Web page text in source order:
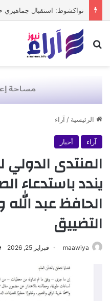
بحث عن
الرئيسية / آراء
آراء أخبار
المنتدى الدولي
يندد باستدعاء
الحافظ عبد
التضييق
maawiya فبراير 25, 2026